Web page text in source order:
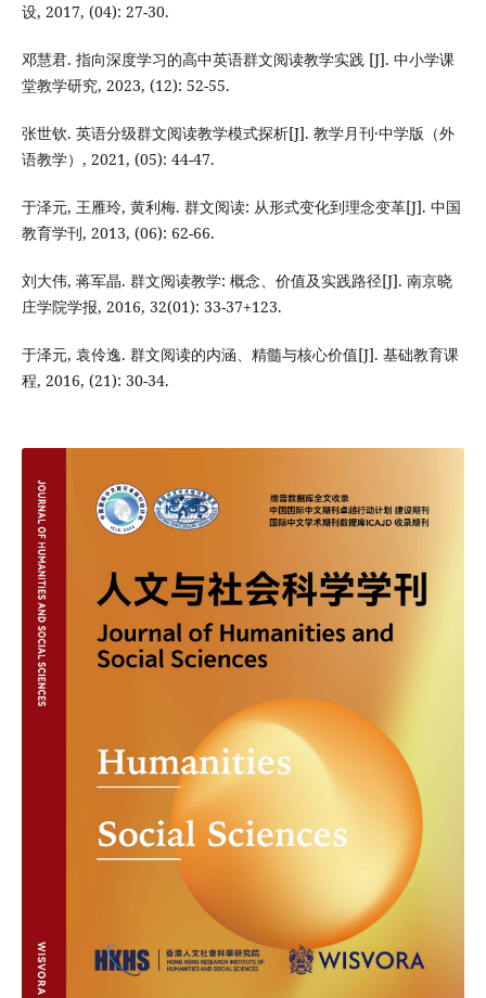
设, 2017, (04): 27-30.
邓慧君. 指向深度学习的高中英语群文阅读教学实践 [J]. 中小学课
堂教学研究, 2023, (12): 52-55.
张世钦. 英语分级群文阅读教学模式探析[J]. 教学月刊·中学版（外
语教学）, 2021, (05): 44-47.
于泽元, 王雁玲, 黄利梅. 群文阅读: 从形式变化到理念变革[J]. 中国
教育学刊, 2013, (06): 62-66.
刘大伟, 蒋军晶. 群文阅读教学: 概念、价值及实践路径[J]. 南京晓
庄学院学报, 2016, 32(01): 33-37+123.
于泽元, 袁伶逸. 群文阅读的内涵、精髓与核心价值[J]. 基础教育课
程, 2016, (21): 30-34.